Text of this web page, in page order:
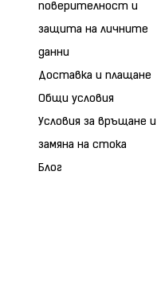
поверителност и
защита на личните
данни
Доставка и плащане
Общи условия
Условия за връщане и
замяна на стока
Блог